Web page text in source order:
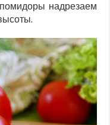
надрезаем